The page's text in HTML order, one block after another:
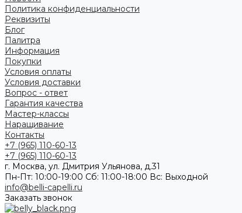
Политика конфиденциальности
Реквизиты
Блог
Палитра
Информация
Покупки
Условия оплаты
Условия доставки
Вопрос - ответ
Гарантия качества
Мастер-классы
Наращивание
Контакты
+7 (965) 110-60-13
+7 (965) 110-60-13
г. Москва, ул. Дмитрия Ульянова, д.31
Пн-Пт: 10:00-19:00 Cб: 11:00-18:00 Вс: Выходной
info@belli-capelli.ru
Заказать звонок